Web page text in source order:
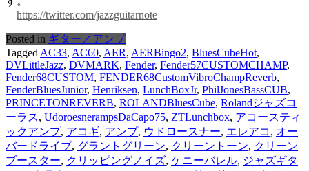
https://twitter.com/jazzguitarnote
Posted in ギター／アンプ
Tagged AC33, AC60, AER, AERBingo2, BluesCubeHot,
DVLittleJazz, DVMARK, Fender, Fender57CUSTOMCHAMP,
Fender68CUSTOM, FENDER68CustomVibroChampReverb,
FenderBluesJunior, Henriksen, LunchBoxJr, PhilJonesBassCUB,
PRINCETONREVERB, ROLANDBluesCube, Rolandジャズコ
ーラス, UdoroesnerampsDaCapo75, ZTLunchbox, アコースティ
ックアンプ, アコギ, アンプ, ウドロースナー, エレアコ , オー
バードライブ, グラントグリーン, クリーントーン, クリーン
ブースター, クリッピングノイズ, ケニーバレル, ジャズギタ